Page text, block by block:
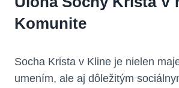
Komunite
Socha Krista v Kline je nielen
umením, ale aj dôležitým